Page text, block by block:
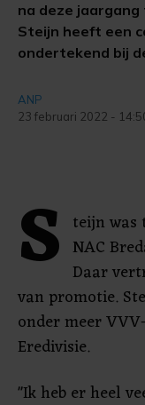
na deze
Steijn heeft een
ondertekend bij
ANP
23 februari 2022 -
S teijn was
NAC
Daar
van promotie.
onder meer
Eredivisie.
"Ik heb er heel